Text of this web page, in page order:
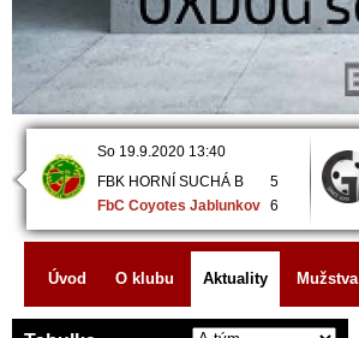
So 19.9.2020 13:40
FBK HORNÍ SUCHÁ B
5
FbC Coyotes Jablunkov 6
Úvod O klubu Aktuality Mužstva